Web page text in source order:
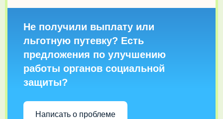
Не получили выплату или
льготную путевку? Есть
предложения по улучшению
работы органов социальной
защиты?
Написать о проблеме